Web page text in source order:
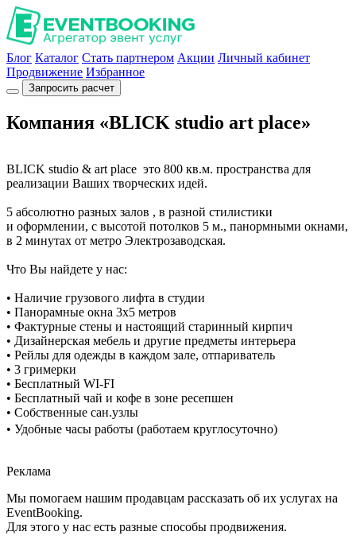
Блог Каталог Стать партнером Акции Личный кабинет
Продвижение Избранное
Запросить расчет
Компания «BLICK studio art place»
BLICK studio & art place это 800 кв.м. пространства для
реализации Ваших творческих идей.
5 абсолютно разных залов , в разной стилистики
и оформлении, с высотой потолков 5 м., панормными окнами,
в 2 минутах от метро Электрозаводская.
Что Вы найдете у нас:
• Наличие грузового лифта в студии
• Панорамные окна 3х5 метров
• Фактурные стены и настоящий старинный кирпич
• Дизайнерская мебель и другие предметы интерьера
• Рейлы для одежды в каждом зале, отпариватель
• 3 гримерки
• Бесплатный WI-FI
• Бесплатный чай и кофе в зоне ресепшен
• Собственные сан.узлы
• Удобные часы работы (работаем круглосуточно)
Реклама
Мы помогаем нашим продавцам рассказать об их услугах на
EventBooking.
Для этого у нас есть разные способы продвижения.